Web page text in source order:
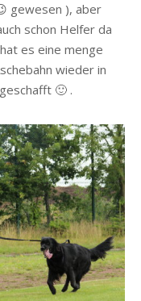
gewesen ), aber
schon Helfer da
es eine menge
wieder in
🙂 .